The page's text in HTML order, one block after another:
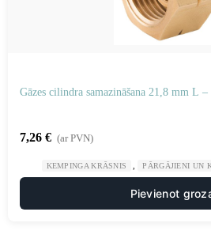
Gāzes cilindra samazināšana 21,8 mm L
7,26 € (ar PVN)
KEMPINGA KRĀSNIS PĀRGĀJIENI UN
Pievienot